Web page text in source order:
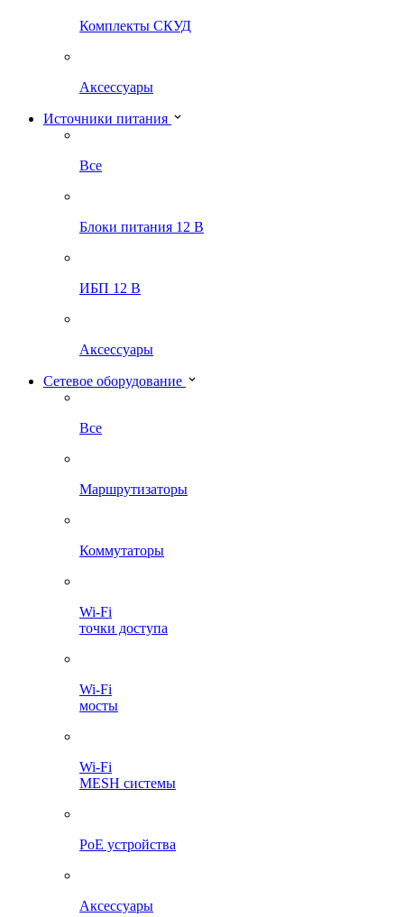
Комплекты СКУД
Аксессуары
Источники питания
Все
Блоки питания 12 В
ИБП 12 В
Аксессуары
Сетевое оборудование
Все
Маршрутизаторы
Коммутаторы
Wi-Fi
точки доступа
Wi-Fi
мосты
Wi-Fi
MESH системы
PoE устройства
Аксессуары